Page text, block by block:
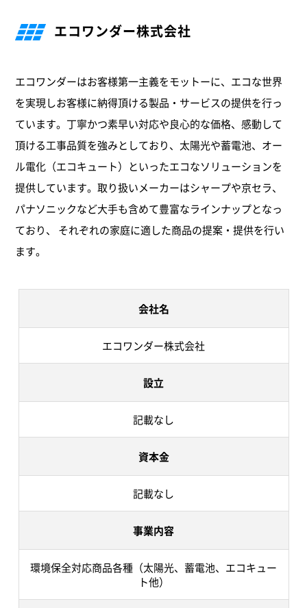
エコワンダー株式会社
エコワンダーはお客様第一主義をモットーに、エコな世界
を実現しお客様に納得頂ける製品・サービスの提供を行っ
ています。丁寧かつ素早い対応や良心的な価格、感動して
頂ける工事品質を強みとしており、太陽光や蓄電池、オー
ル電化（エコキュート）といったエコなソリューションを
提供しています。取り扱いメーカーはシャープや京セラ、
パナソニックなど大手も含めて豊富なラインナップとなっ
ており、 それぞれの家庭に適した商品の提案・提供を行い
ます。
会社名
エコワンダー株式会社
設立
記載なし
資本金
記載なし
事業内容
環境保全対応商品各種（太陽光、蓄電池、エコキュー
ト他）